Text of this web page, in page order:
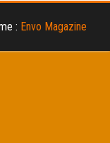
: Envo Magazine